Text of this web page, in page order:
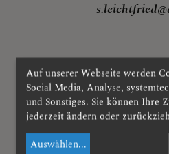
Mesnerin
Auf unserer Webseite werden
Social Media, Analyse,
und Sonstiges. Sie können Ihre
jederzeit ändern oder
Auswählen...